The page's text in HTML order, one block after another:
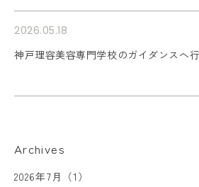
2026.05.18
神戸理容美容専門学校のガイダンスへ
Archives
2026年7月（1）